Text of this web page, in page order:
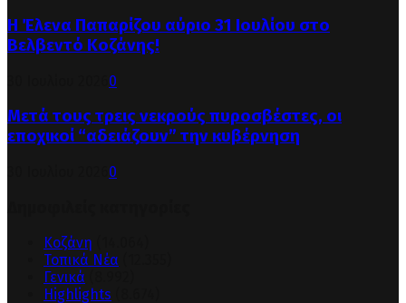
Η Έλενα Παπαρίζου αύριο 31 Ιουλίου στο
Βελβεντό Κοζάνης!
0
Μετά τους τρεις νεκρούς πυροσβέστες, οι
εποχικοί “αδειάζουν” την κυβέρνηση
0
Κοζάνη
Τοπικά Νέα
Γενικά
Highlights